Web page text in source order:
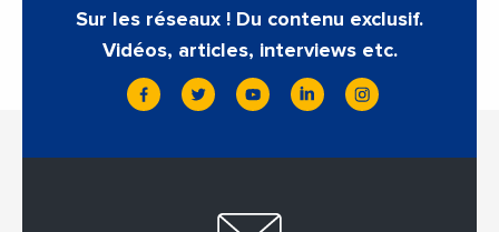
Sur les réseaux ! Du contenu exclusif.
Vidéos, articles, interviews etc.